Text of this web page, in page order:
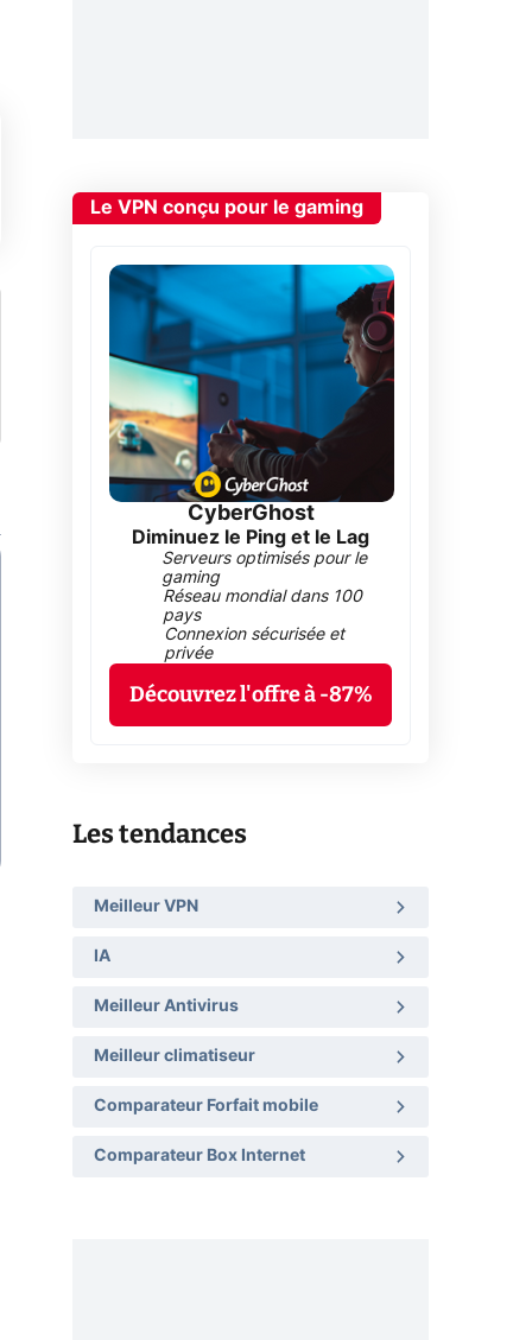
Le VPN conçu pour le gaming
CyberGhost
Diminuez le Ping et le Lag
Serveurs optimisés pour le
gaming
Réseau mondial dans 100
pays
Connexion sécurisée et
privée
Découvrez l'offre à -87%
Les tendances
Meilleur VPN
IA
Meilleur Antivirus
Meilleur climatiseur
Comparateur Forfait mobile
Comparateur Box Internet